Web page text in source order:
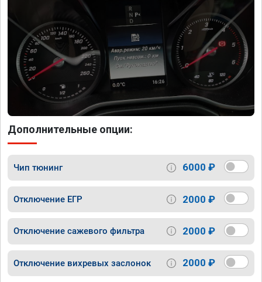
Дополнительные опции:
Чип тюнинг 6000 ₽
Отключение ЕГР 2000 ₽
Отключение сажевого фильтра 2000 ₽
Отключение вихревых заслонок 2000 ₽